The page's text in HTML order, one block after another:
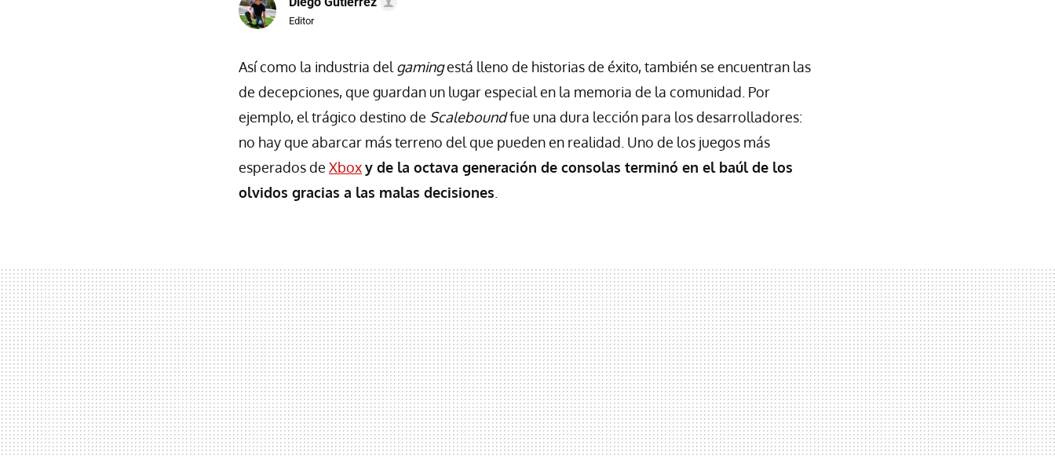
Editor
Así como la industria del gamingestá lleno de historias de éxito, también se encuentran las
de decepciones, que guardan un lugar especial en la memoria de la comunidad. Por
ejemplo, el trágico destino de Scaleboundfue una dura lección para los desarrolladores:
no hay que abarcar más terreno del que pueden en realidad. Uno de los juegos más
esperados de Xboxy de la octava generación de consolas terminó en el baúl de los
olvidos gracias a las malas decisiones